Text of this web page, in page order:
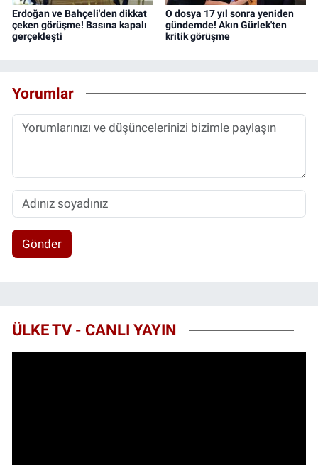
Erdoğan ve Bahçeli'den dikkat
çeken görüşme! Basına kapalı
gerçekleşti
O dosya 17 yıl sonra yeniden
gündemde! Akın Gürlek'ten
kritik görüşme
Yorumlar
Gönder
ÜLKE TV - CANLI YAYIN